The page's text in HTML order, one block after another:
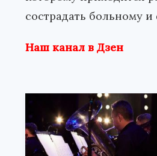
сострадать больному
Наш канал в Дзен